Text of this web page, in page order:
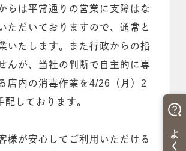
らは平常通りの営業に支障はな
ただいておりますので、通常と
いたします。また行政からの指
んが、当社の判断で自主的に専
店内の消毒作業を4/26（月）2
配しております。
様が安心してご利用いただける